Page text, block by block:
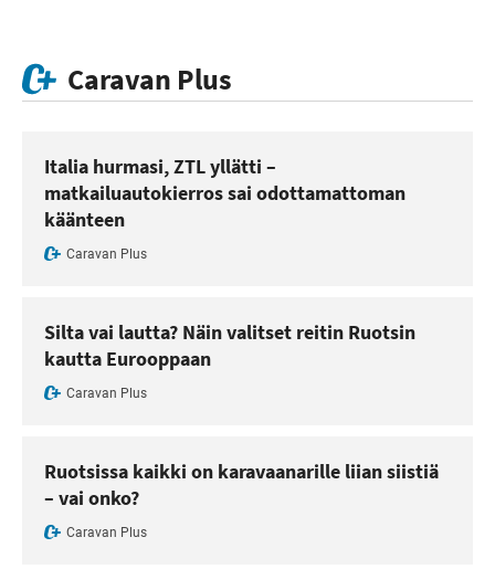
Caravan Plus
Italia hurmasi, ZTL yllätti –
matkailuautokierros sai odottamattoman
käänteen
Caravan Plus
Silta vai lautta? Näin valitset reitin Ruotsin
kautta Eurooppaan
Caravan Plus
Ruotsissa kaikki on karavaanarille liian siistiä
– vai onko?
Caravan Plus